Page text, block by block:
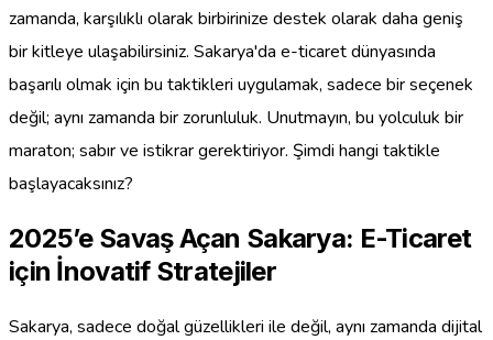
zamanda, karşılıklı olarak birbirinize destek olarak daha geniş
bir kitleye ulaşabilirsiniz. Sakarya'da e-ticaret dünyasında
başarılı olmak için bu taktikleri uygulamak, sadece bir seçenek
değil; aynı zamanda bir zorunluluk. Unutmayın, bu yolculuk bir
maraton; sabır ve istikrar gerektiriyor. Şimdi hangi taktikle
başlayacaksınız?
2025’e Savaş Açan Sakarya: E-Ticaret
için İnovatif Stratejiler
Sakarya, sadece doğal güzellikleri ile değil, aynı zamanda dijital